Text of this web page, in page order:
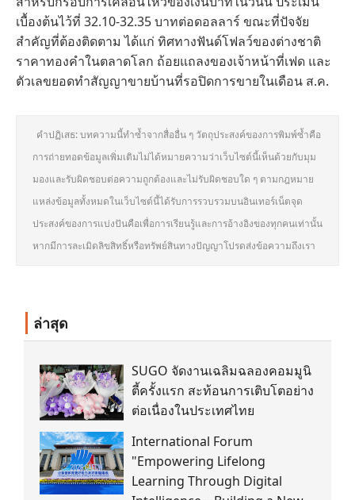
เบื้องต้นไว้ที่ 32.10-32.35 บาทต่อดอลลาร์ ขณะที่ปัจจัย
สำคัญที่ต้องติดตาม ได้แก่ ทิศทางฟันด์โฟลว์ของต่างชาติ
ราคาทองคำในตลาดโลก ถ้อยแถลงของเจ้าหน้าที่เฟด และ
ตัวเลขยอดทำสัญญาขายบ้านที่รอปิดการขายในเดือน ส.ค.
คำปฏิเสธ: บทความนี้ทำซ้ำจากสื่ออื่น ๆ วัตถุประสงค์ของการพิมพ์ซ้ำคือ
การถ่ายทอดข้อมูลเพิ่มเติมไม่ได้หมายความว่าเว็บไซต์นี้เห็นด้วยกับมุม
มองและรับผิดชอบต่อความถูกต้องและไม่รับผิดชอบใด ๆ ตามกฎหมาย
แหล่งข้อมูลทั้งหมดในเว็บไซต์นี้ได้รับการรวบรวมบนอินเทอร์เน็ตจุด
ประสงค์ของการแบ่งปันคือเพื่อการเรียนรู้และการอ้างอิงของทุกคนเท่านั้น
หากมีการละเมิดลิขสิทธิ์หรือทรัพย์สินทางปัญญาโปรดส่งข้อความถึงเรา
ล่าสุด
SUGO จัดงานเฉลิมฉลองคอมมูนิ
ตี้ครั้งแรก สะท้อนการเติบโตอย่าง
ต่อเนื่องในประเทศไทย
International Forum
"Empowering Lifelong
Learning Through Digital